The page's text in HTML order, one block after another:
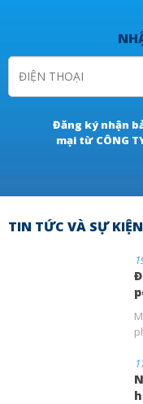
Đăng ký nhận
mại từ CÔNG
TIN TỨC VÀ SỰ KIỆN